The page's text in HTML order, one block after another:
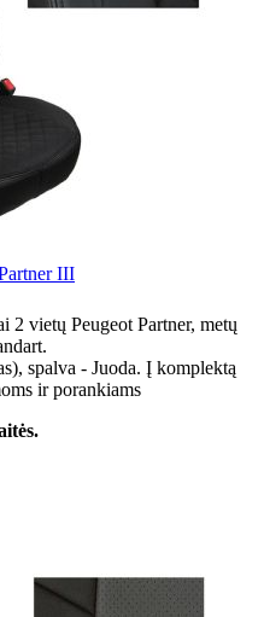
III
vietų Peugeot Partner, metų
spalva - Juoda. Į komplektą
ir porankiams